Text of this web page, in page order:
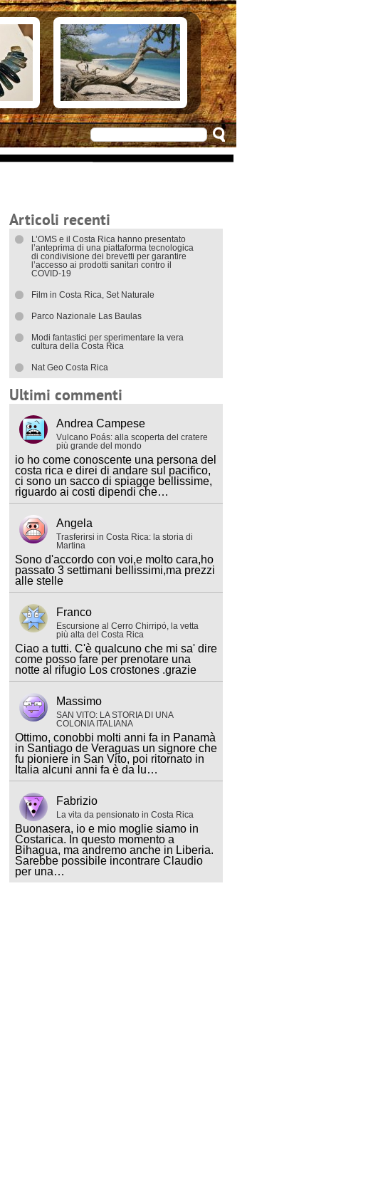
Alloggiare in Costarica
Arrivare in Costarica
Cosa vedere
Attrazioni principali
Ecoturismo
Eventi e appuntamenti
Isole
Parchi Nazionali
Spiagge
Documenti di viaggio
I trasporti interni
Articoli recenti
L’OMS e il Costa Rica hanno presentato
l’anteprima di una piattaforma tecnologica
di condivisione dei brevetti per garantire
l’accesso ai prodotti sanitari contro il
COVID-19
Film in Costa Rica, Set Naturale
Parco Nazionale Las Baulas
Modi fantastici per sperimentare la vera
cultura della Costa Rica
Nat Geo Costa Rica
Ultimi commenti
Andrea Campese
Vulcano Poás: alla scoperta del cratere
più grande del mondo
io ho come conoscente una persona del
costa rica e direi di andare sul pacifico,
ci sono un sacco di spiagge bellissime,
riguardo ai costi dipendi che…
Angela
Trasferirsi in Costa Rica: la storia di
Martina
Sono d'accordo con voi,e molto cara,ho
passato 3 settimani bellissimi,ma prezzi
alle stelle
Franco
Escursione al Cerro Chirripó, la vetta
più alta del Costa Rica
Ciao a tutti. C'è qualcuno che mi sa' dire
come posso fare per prenotare una
notte al rifugio Los crostones .grazie
Massimo
SAN VITO: LA STORIA DI UNA
COLONIA ITALIANA
Ottimo, conobbi molti anni fa in Panamà
in Santiago de Veraguas un signore che
fu pioniere in San Vito, poi ritornato in
Italia alcuni anni fa è da lu…
Fabrizio
La vita da pensionato in Costa Rica
Buonasera, io e mio moglie siamo in
Costarica. In questo momento a
Bihagua, ma andremo anche in Liberia.
Sarebbe possibile incontrare Claudio
per una…